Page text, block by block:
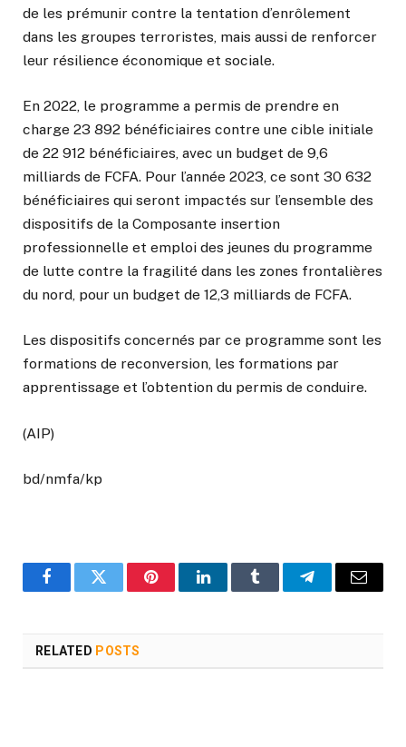
de les prémunir contre la tentation d’enrôlement
dans les groupes terroristes, mais aussi de renforcer
leur résilience économique et sociale.
En 2022, le programme a permis de prendre en
charge 23 892 bénéficiaires contre une cible initiale
de 22 912 bénéficiaires, avec un budget de 9,6
milliards de FCFA. Pour l’année 2023, ce sont 30 632
bénéficiaires qui seront impactés sur l’ensemble des
dispositifs de la Composante insertion
professionnelle et emploi des jeunes du programme
de lutte contre la fragilité dans les zones frontalières
du nord, pour un budget de 12,3 milliards de FCFA.
Les dispositifs concernés par ce programme sont les
formations de reconversion, les formations par
apprentissage et l’obtention du permis de conduire.
(AIP)
bd/nmfa/kp
FacebookTwitter PinterestLinkedInTumblr TelegramEmail
RELATED POSTS